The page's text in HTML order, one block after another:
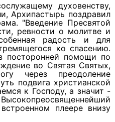
духовенству,
Архипастырь поздравил
"Введение Пресвятой
ревности о молитве и
радость и для
ко спасению.
посторонней помощи по
во Святая Святых,
через преодоление
подвига христианской
к Господу, а значит -
плеере внизу